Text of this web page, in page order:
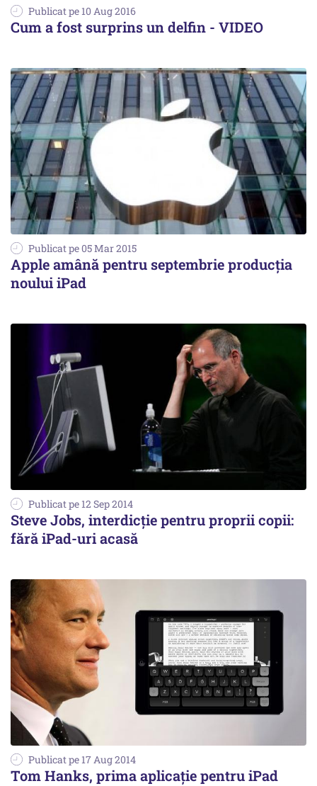
Publicat pe 10 Aug 2016
Cum a fost surprins un delfin - VIDEO
Publicat pe 05 Mar 2015
Apple amână pentru septembrie producția
noului iPad
Publicat pe 12 Sep 2014
Steve Jobs, interdicție pentru proprii copii:
fără iPad-uri acasă
Publicat pe 17 Aug 2014
Tom Hanks, prima aplicaţie pentru iPad